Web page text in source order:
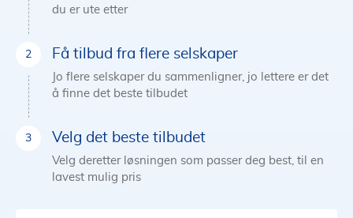
du er ute etter
Få tilbud fra flere selskaper
Jo flere selskaper du sammenligner, jo lettere er det
å finne det beste tilbudet
Velg det beste tilbudet
Velg deretter løsningen som passer deg best, til en
lavest mulig pris